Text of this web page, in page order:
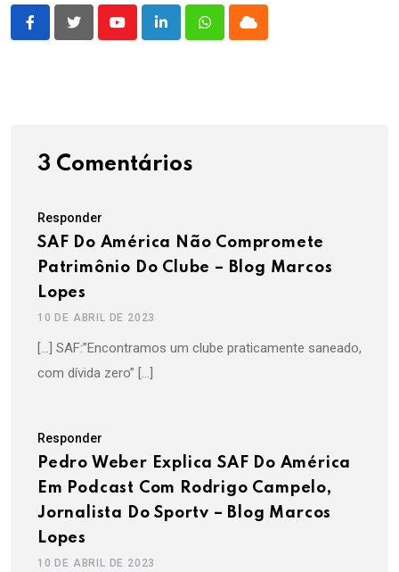
YoutubeLinkedInWhatsappCloud
3 Comentários
Responder
SAF Do América Não Compromete
Patrimônio Do Clube – Blog Marcos
Lopes
10 DE ABRIL DE 2023
[…] SAF:”Encontramos um clube praticamente saneado,
com dívida zero” […]
Responder
Pedro Weber Explica SAF Do América
Em Podcast Com Rodrigo Campelo,
Jornalista Do Sportv – Blog Marcos
Lopes
10 DE ABRIL DE 2023